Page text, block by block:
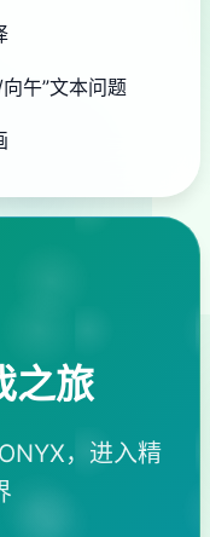
午”文本问题
之旅
，进入精